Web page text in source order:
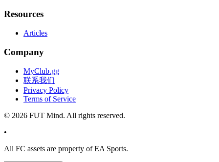
Resources
Articles
Company
MyClub.gg
联系我们
Privacy Policy
Terms of Service
© 2026 FUT Mind. All rights reserved.
•
All FC assets are property of EA Sports.